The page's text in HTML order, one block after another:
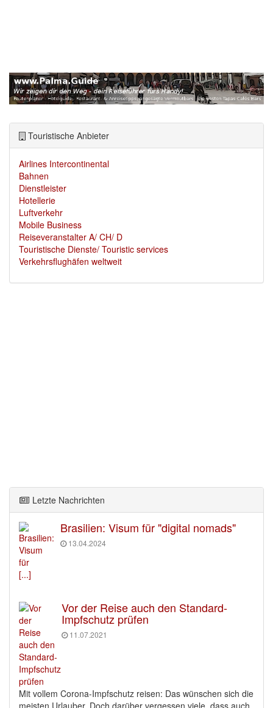
Touristische Anbieter
Airlines Intercontinental
Bahnen
Dienstleister
Hotellerie
Luftverkehr
Mobile Business
Reiseveranstalter A/ CH/ D
Touristische Dienste/ Touristic services
Verkehrsflughäfen weltweit
Letzte Nachrichten
Brasilien: Visum für "digital nomads"
13.04.2024
[...]
Vor der Reise auch den Standard-
Impfschutz prüfen
11.07.2021
Mit vollem Corona-Impfschutz reisen: Das wünschen sich die
meisten Urlauber. Doch darüber vergessen viele, dass auch